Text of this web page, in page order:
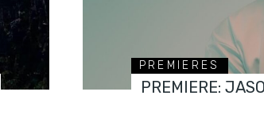
PREMIERES
PREMIERE: